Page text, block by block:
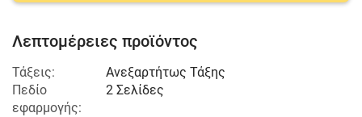
Λεπτομέρειες προϊόντος
Τάξεις:
Ανεξαρτήτως Τάξης
Πεδίο
εφαρμογής:
2 Σελίδες